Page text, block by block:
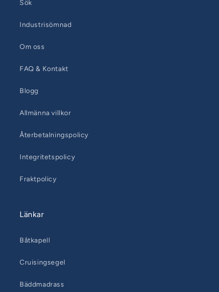
Sök
Industrisömnad
Om oss
FAQ & Kontakt
Blogg
Allmänna villkor
Återbetalningspolicy
Integritetspolicy
Fraktpolicy
Länkar
Båtkapell
Cruisingsegel
Bäddmadrass